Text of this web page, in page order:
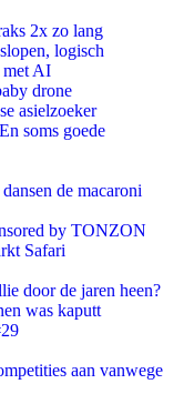
2x zo lang
logisch
met AI
drone
asielzoeker
soms goede
de macaroni
by TONZON
Safari
door de jaren heen?
was kaputt
aan vanwege